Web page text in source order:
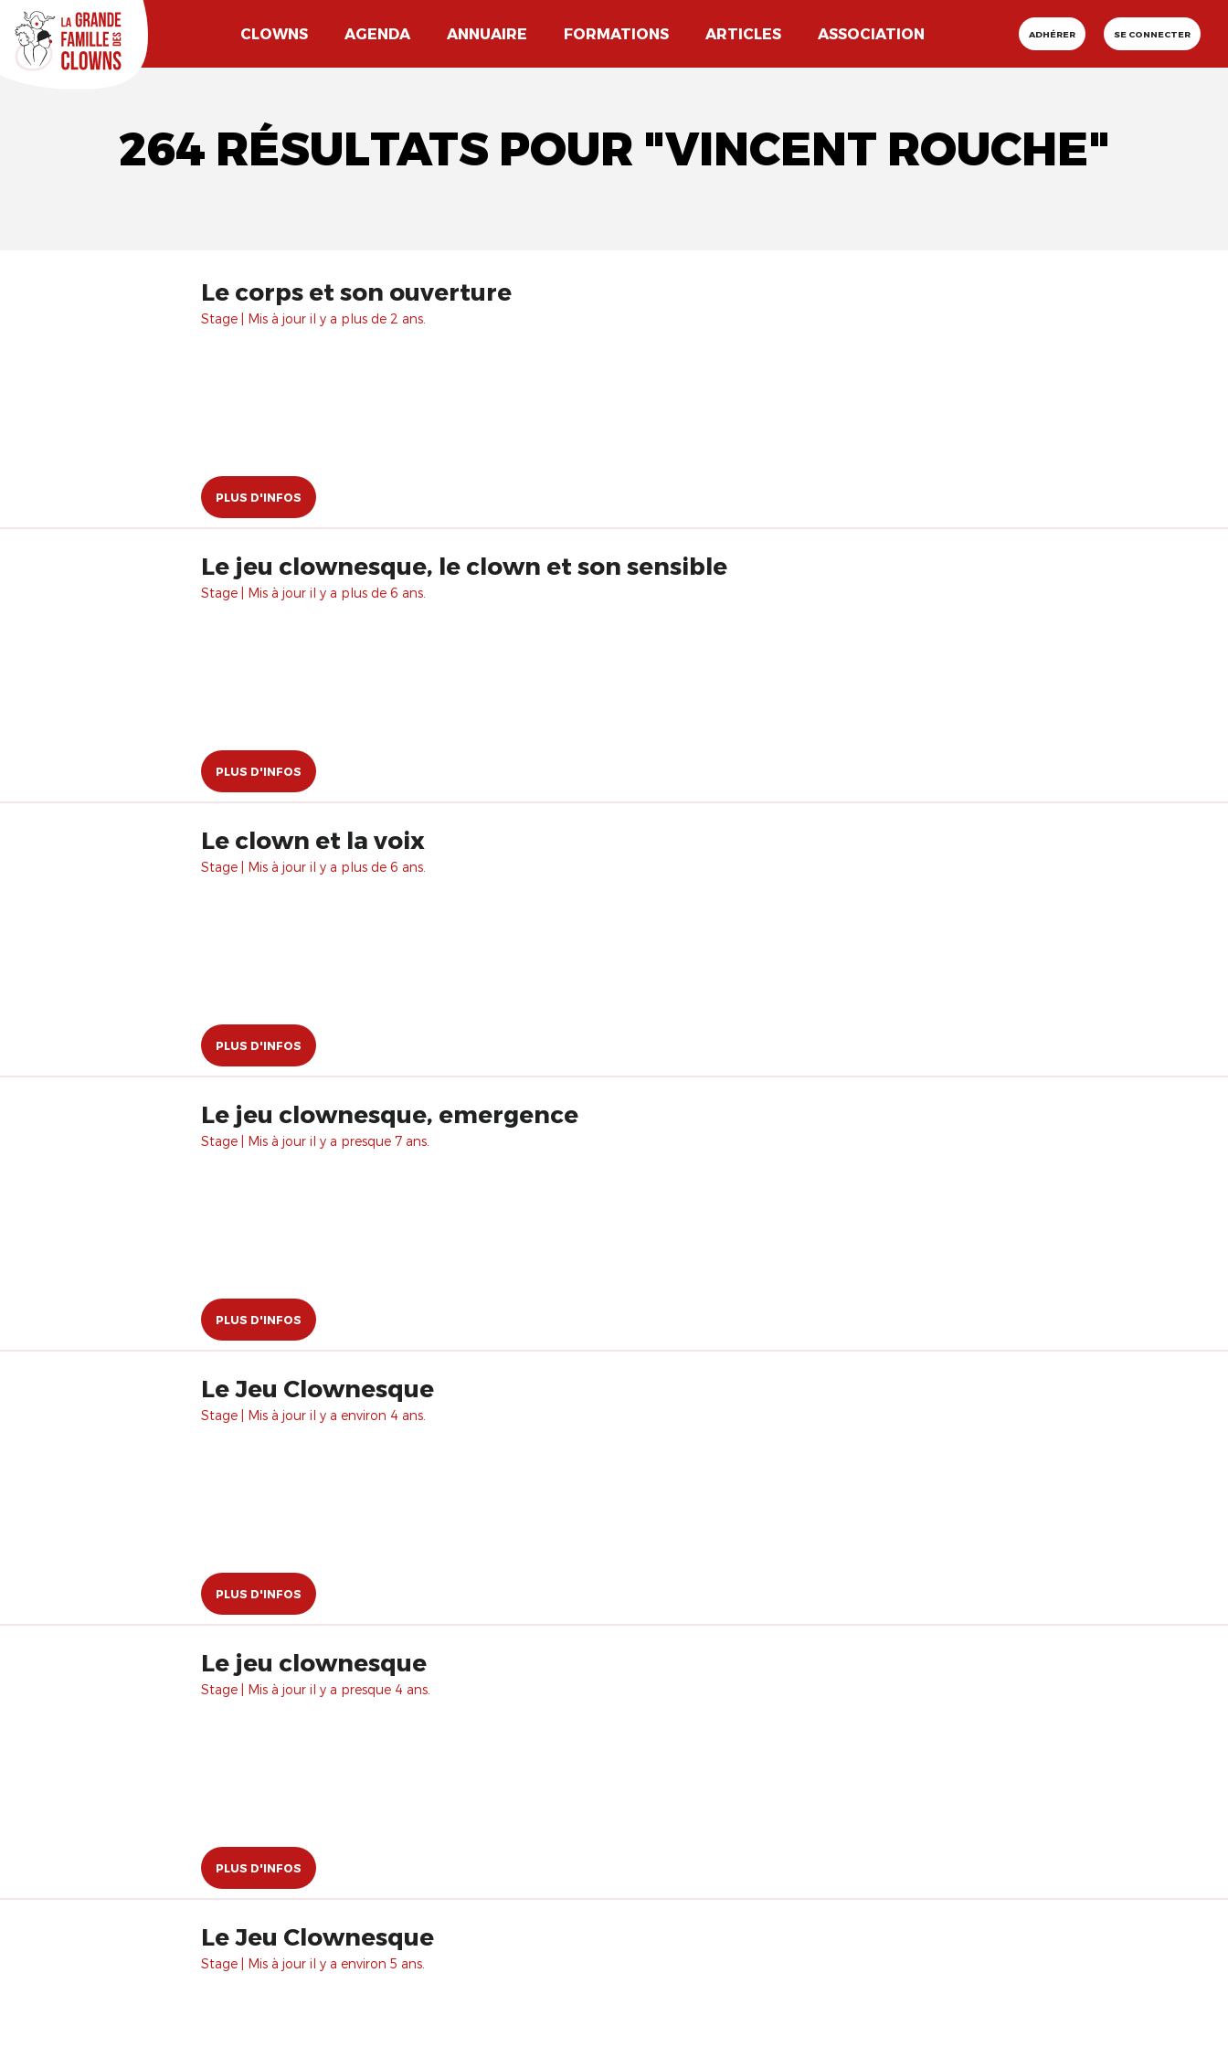
CLOWNS AGENDA ANNUAIRE FORMATIONS ARTICLES ASSOCIATION ADHÉRER SE CONNECTER
264 RÉSULTATS POUR "VINCENT ROUCHE"
Le corps et son ouverture
Stage | Mis à jour il y a plus de 2 ans.
PLUS D'INFOS
Le jeu clownesque, le clown et son sensible
Stage | Mis à jour il y a plus de 6 ans.
PLUS D'INFOS
Le clown et la voix
Stage | Mis à jour il y a plus de 6 ans.
PLUS D'INFOS
Le jeu clownesque, emergence
Stage | Mis à jour il y a presque 7 ans.
PLUS D'INFOS
Le Jeu Clownesque
Stage | Mis à jour il y a environ 4 ans.
PLUS D'INFOS
Le jeu clownesque
Stage | Mis à jour il y a presque 4 ans.
PLUS D'INFOS
Le Jeu Clownesque
Stage | Mis à jour il y a environ 5 ans.